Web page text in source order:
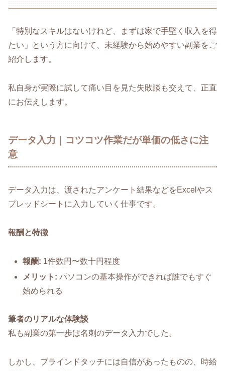
「特別なスキルはないけれど、まずは家で手堅く収入を得
たい」という方に向けて、未経験から始めやすい副業をご
紹介します。
私自身が実際に試して痛い目を見た失敗談も交えて、正直
にお伝えします。
データ入力｜コツコツ作業だが単価の低さに注
意
データ入力は、渡されたアンケート結果などをExcelやス
プレッドシートに入力していく仕事です。
報酬と特徴
報酬: 1件数円〜数十円程度
メリット: パソコンの基本操作ができれば誰でもすぐ
始められる
筆者のリアルな体験談
私も副業の第一歩は名刺のデータ入力でした。
しかし、ブラインドタッチには自信があったものの、時給